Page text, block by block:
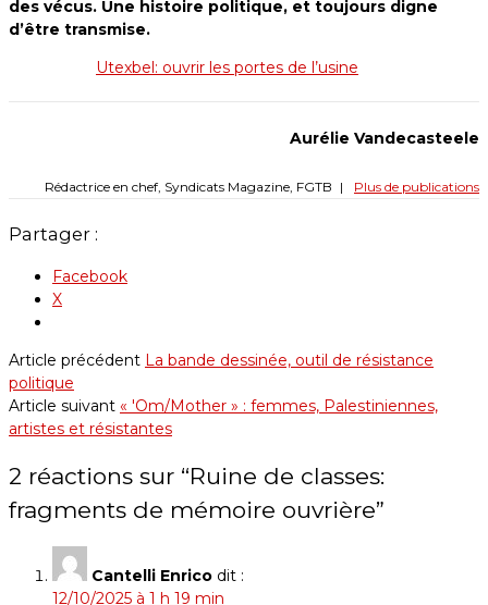
des vécus. Une histoire politique, et toujours digne
d’être transmise.
Utexbel: ouvrir les portes de l’usine
Aurélie Vandecasteele
Rédactrice en chef, Syndicats Magazine, FGTB | Plus de publications
Partager :
Facebook
X
Article précédent La bande dessinée, outil de résistance
politique
Article suivant « 'Om/Mother » : femmes, Palestiniennes,
artistes et résistantes
2 réactions sur “Ruine de classes:
fragments de mémoire ouvrière”
Cantelli Enrico dit :
12/10/2025 à 1 h 19 min